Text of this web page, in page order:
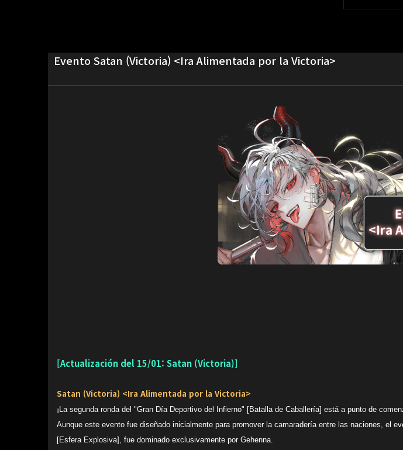
Evento Satan (Victoria) <Ira Alimentada por la Victoria>
[Actualización del 15/01: Satan (Victoria)]
Satan (Victoria) <Ira Alimentada por la Victoria>
¡La segunda ronda del "Gran Día Deportivo del Infierno" [Batalla de Caballería] está a punto de
Aunque este evento fue diseñado inicialmente para promover la camaradería entre las naciones, el
[Esfera Explosiva], fue dominado exclusivamente por Gehenna.